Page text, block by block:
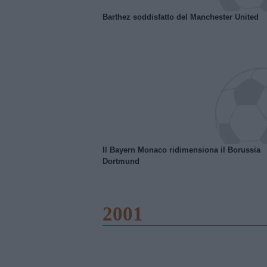
Barthez soddisfatto del Manchester United
Il Bayern Monaco ridimensiona il Borussia
Dortmund
2001